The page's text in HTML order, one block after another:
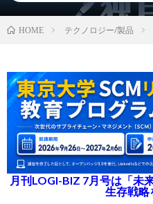
HOME テクノロジー/製品
月刊LOGI-BIZ 7月号は「未
生存戦略